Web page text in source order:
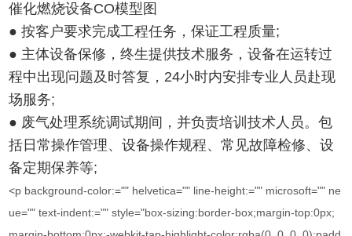
催化燃烧设备CO模型图
● 按客户要求完成工程任务，保证工程质量;
● 主体设备保修，终生提供技术服务，设备在运转过
程中出现问题及时答复，24小时内安排专业人员赴现
场服务;
● 废气处理系统调试期间，并负责培训技术人员。包
括日常操作管理、设备操作规程、常见故障检修、设
备定期保养等;
<p background-color:="" helvetica="" line-height:="" microsoft="" ne
ue="" text-indent:="" style="box-sizing:border-box;margin-top:0px;